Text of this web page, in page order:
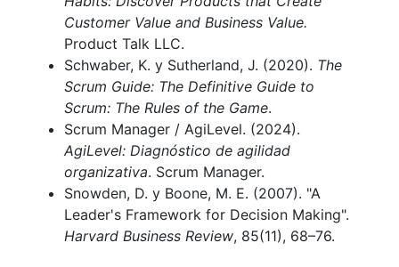
Customer Value and Business Value.
Product Talk LLC.
Schwaber, K. y Sutherland, J. (2020). The
Scrum Guide: The Definitive Guide to
Scrum: The Rules of the Game.
Scrum Manager / AgiLevel. (2024).
AgiLevel: Diagnóstico de agilidad
organizativa. Scrum Manager.
Snowden, D. y Boone, M. E. (2007). "A
Leader's Framework for Decision Making".
Harvard Business Review, 85(11), 68–76.